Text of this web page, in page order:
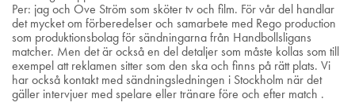
Per: jag och Ove Ström som sköter tv och film. För vår del handlar
det mycket om förberedelser och samarbete med Rego production
som produktionsbolag för sändningarna från Handbollsligans
matcher. Men det är också en del detaljer som måste kollas som till
exempel att reklamen sitter som den ska och finns på rätt plats. Vi
har också kontakt med sändningsledningen i Stockholm när det
gäller intervjuer med spelare eller tränare före och efter match .